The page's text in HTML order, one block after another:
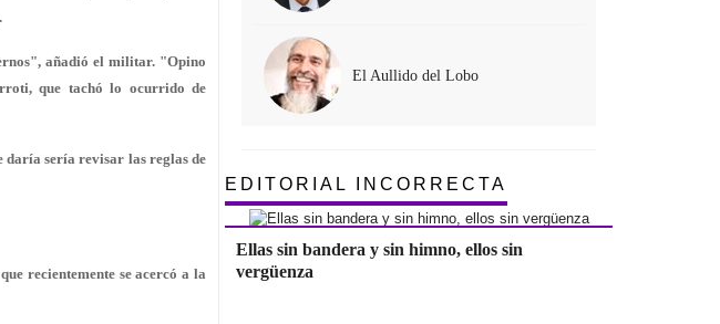
añadió el militar. "Opino
que tachó lo ocurrido de
daría sería revisar las reglas de
recientemente se acercó a la
El Aullido del Lobo
EDITORIAL INCORRECTA
Ellas sin bandera y sin himno, ellos sin
vergüenza